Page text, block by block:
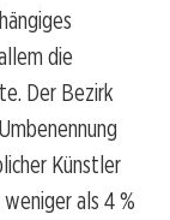
die
Der Bezirk
Künstler
als 4 %